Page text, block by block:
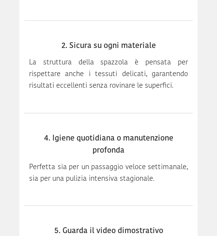
2. Sicura su ogni materiale
La struttura della spazzola è pensata per
rispettare anche i tessuti delicati, garantendo
risultati eccellenti senza rovinare le superfici.
4. Igiene quotidiana o manutenzione
profonda
Perfetta sia per un passaggio veloce settimanale,
sia per una pulizia intensiva stagionale.
5. Guarda il video dimostrativo